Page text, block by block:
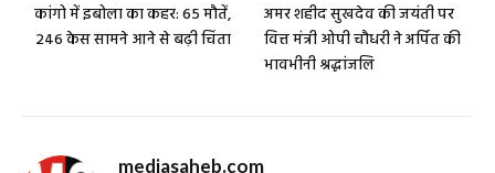
कांगो में इबोला का कहर: 65 मौतें,
246 केस सामने आने से बढ़ी चिंता
अमर शहीद सुखदेव की जयंती पर
वित्त मंत्री ओपी चौधरी ने अर्पित की
भावभीनी श्रद्धांजलि
mediasaheb.com